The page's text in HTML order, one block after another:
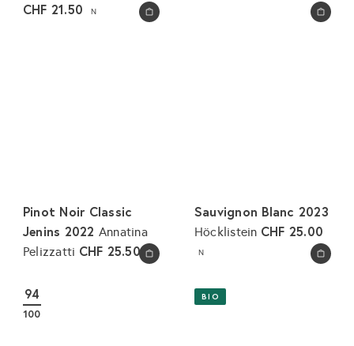
In den Warenkorb legen
CHF 21.50
N In den Warenkorb legen
In den Warenkorb legen
Pinot Noir Classic
Jenins 2022 Annatina
Pelizzatti CHF 25.50 N In den Warenkorb legen
Sauvignon Blanc 2023
Höcklistein CHF 25.00
N
94
100
BIO